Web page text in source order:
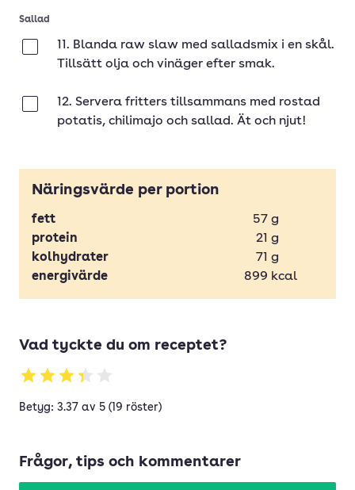
Sallad
11. Blanda raw slaw med salladsmix i en skål.
Tillsätt olja och vinäger efter smak.
12. Servera fritters tillsammans med rostad
potatis, chilimajo och sallad. Ät och njut!
Näringsvärde per portion
fett 57 g
protein
21 g
kolhydrater
71 g
energivärde
899 kcal
Vad tyckte du om receptet?
Betyg: 3.37 av 5 (19 röster)
Frågor, tips och kommentarer